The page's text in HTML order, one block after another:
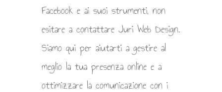
Facebook e ai suoi strumenti, non
esitare a contattare Juri Web Design.
Siamo qui per aiutarti a gestire al
meglio la tua presenza online e a
ottimizzare la comunicazione con i